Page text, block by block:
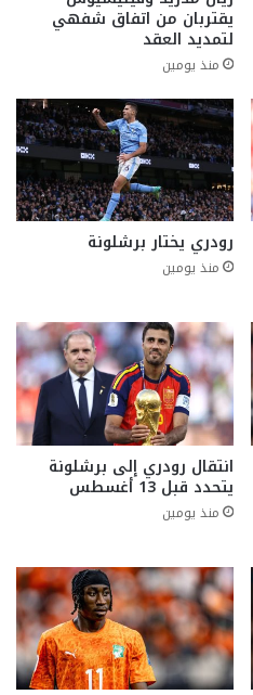
يقتربان من اتفاق شفهي
لتمديد العقد
منذ يومين
رودري يختار برشلونة
منذ يومين
انتقال رودري إلى برشلونة
يتحدد قبل 13 أغسطس
منذ يومين